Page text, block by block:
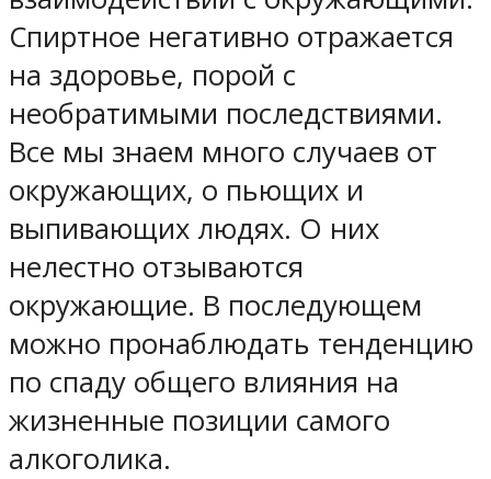
Спиртное негативно отражается
на здоровье, порой с
необратимыми последствиями.
Все мы знаем много случаев от
окружающих, о пьющих и
выпивающих людях. О них
нелестно отзываются
окружающие. В последующем
можно пронаблюдать тенденцию
по спаду общего влияния на
жизненные позиции самого
алкоголика.